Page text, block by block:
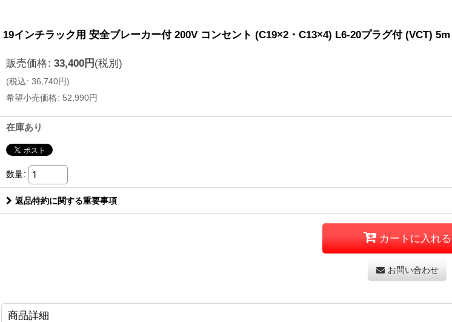
19インチラック用 安全ブレーカー付 200V コンセント (C19×2・C13×4) L6-20プラグ付 (VCT) 5m
販売価格: 33,400円(税別)
(税込: 36,740円)
希望小売価格: 52,990円
在庫あり
数量:
返品特約に関する重要事項
カートに入れる
お問い合わせ
商品詳細